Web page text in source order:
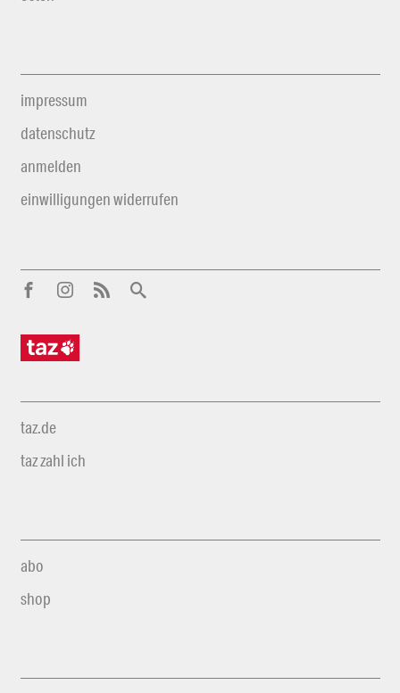
impressum
datenschutz
anmelden
einwilligungen widerrufen
taz.de
taz zahl ich
abo
shop